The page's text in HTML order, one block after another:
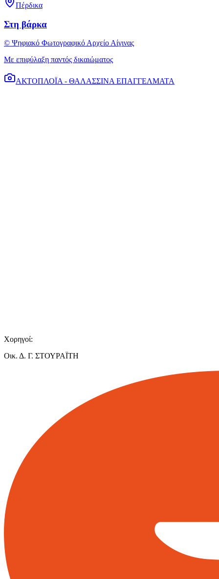
Πέρδικα
Στη βάρκα
© Ψηφιακό Φωτογραφικό Αρχείο Αίγινας
Με επιφύλαξη παντός δικαιώματος
ΑΚΤΟΠΛΟΪΑ - ΘΑΛΑΣΣΙΝΑ ΕΠΑΓΓΕΛΜΑΤΑ
Χορηγοί:
Οικ. Δ. Γ. ΣΤΟΥΡΑΪΤΗ